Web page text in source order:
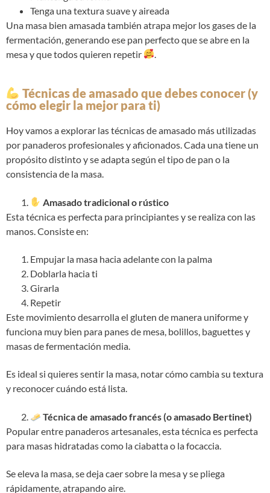
Tenga una textura suave y aireada
Una masa bien amasada también atrapa mejor los gases de la
fermentación, generando ese pan perfecto que se abre en la
mesa y que todos quieren repetir
Técnicas de amasado que debes conocer (y
cómo elegir la mejor para ti)
Hoy vamos a explorar las técnicas de amasado más utilizadas
por panaderos profesionales y aficionados. Cada una tiene un
propósito distinto y se adapta según el tipo de pan o la
consistencia de la masa.
Amasado tradicional o rústico
Esta técnica es perfecta para principiantes y se realiza con las
manos. Consiste en:
Empujar la masa hacia adelante con la palma
Doblarla hacia ti
Girarla
Repetir
Este movimiento desarrolla el gluten de manera uniforme y
funciona muy bien para panes de mesa, bolillos, baguettes y
masas de fermentación media.
Es ideal si quieres sentir la masa, notar cómo cambia su textura
y reconocer cuándo está lista.
Técnica de amasado francés (o amasado Bertinet)
Popular entre panaderos artesanales, esta técnica es perfecta
para masas hidratadas como la ciabatta o la focaccia.
Se eleva la masa, se deja caer sobre la mesa y se pliega
rápidamente, atrapando aire.